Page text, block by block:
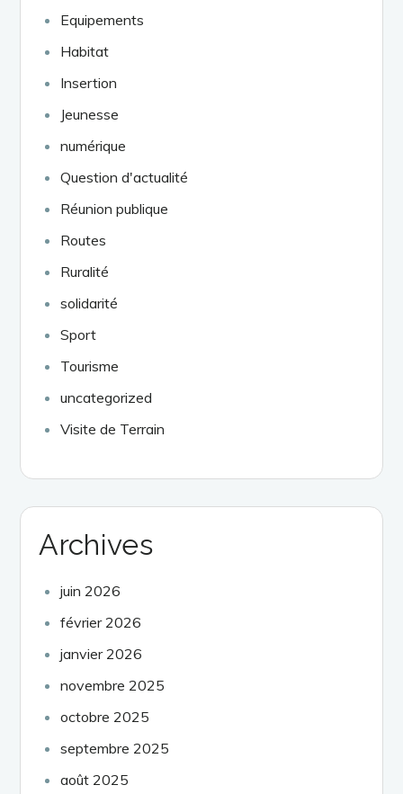
Equipements
Habitat
Insertion
Jeunesse
numérique
Question d'actualité
Réunion publique
Routes
Ruralité
solidarité
Sport
Tourisme
uncategorized
Visite de Terrain
Archives
juin 2026
février 2026
janvier 2026
novembre 2025
octobre 2025
septembre 2025
août 2025